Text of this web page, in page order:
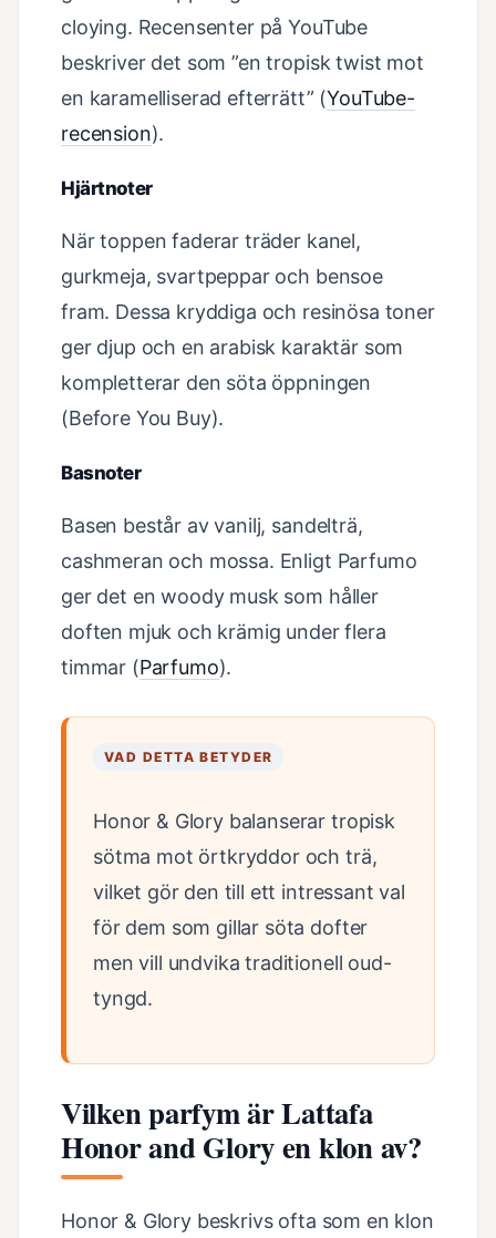
cloying. Recensenter på YouTube
beskriver det som ”en tropisk twist mot
en karamelliserad efterrätt” (YouTube-
recension).
Hjärtnoter
När toppen faderar träder kanel,
gurkmeja, svartpeppar och bensoe
fram. Dessa kryddiga och resinösa toner
ger djup och en arabisk karaktär som
kompletterar den söta öppningen
(Before You Buy).
Basnoter
Basen består av vanilj, sandelträ,
cashmeran och mossa. Enligt Parfumo
ger det en woody musk som håller
doften mjuk och krämig under flera
timmar (Parfumo).
VAD DETTA BETYDER
Honor & Glory balanserar tropisk
sötma mot örtkryddor och trä,
vilket gör den till ett intressant val
för dem som gillar söta dofter
men vill undvika traditionell oud-
tyngd.
Vilken parfym är Lattafa
Honor and Glory en klon av?
Honor & Glory beskrivs ofta som en klon